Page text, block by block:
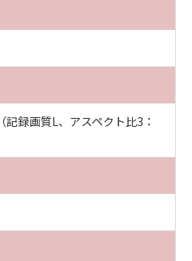
録画質L、アスペクト比3：